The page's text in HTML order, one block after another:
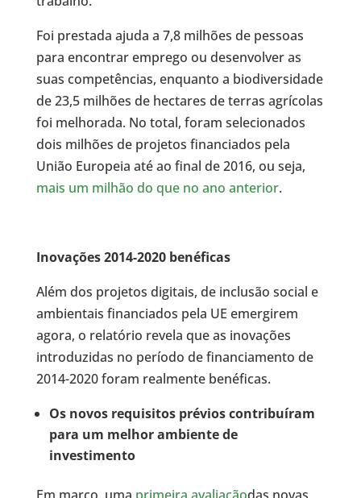
Foi prestada ajuda a 7,8 milhões de pessoas
para encontrar emprego ou desenvolver as
suas competências, enquanto a biodiversidade
de 23,5 milhões de hectares de terras agrícolas
foi melhorada. No total, foram selecionados
dois milhões de projetos financiados pela
União Europeia até ao final de 2016, ou seja,
mais um milhão do que no ano anterior.
Inovações 2014-2020 benéficas
Além dos projetos digitais, de inclusão social e
ambientais financiados pela UE emergirem
agora, o relatório revela que as inovações
introduzidas no período de financiamento de
2014-2020 foram realmente benéficas.
Os novos requisitos prévios contribuíram
para um melhor ambiente de
investimento